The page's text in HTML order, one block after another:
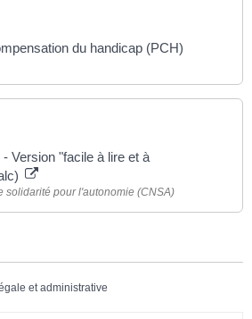
du handicap (PCH)
Version "facile à lire et à
solidarité pour l'autonomie (CNSA)
et administrative